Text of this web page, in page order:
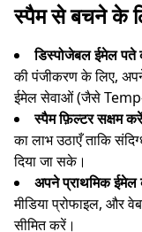
प्रेषक
स्पैम से बचने के
डिस्पोजेबल ईमेल पते
की पंजीकरण के लिए,
ईमेल सेवाओं (जैसे
स्पैम फ़िल्टर सक्षम
का लाभ उठाएँ ताकि
दिया जा सके।
अपने प्राथमिक
मीडिया प्रोफाइल, और
सीमित करें।